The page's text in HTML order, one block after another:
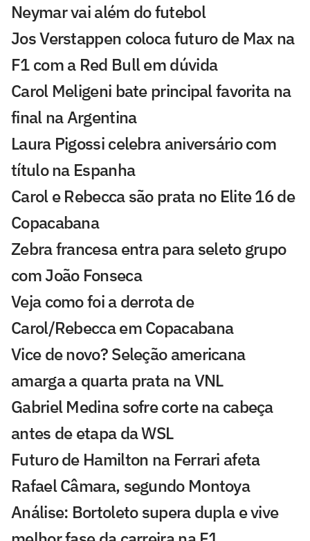
Neymar vai além do futebol
Jos Verstappen coloca futuro de Max na
F1 com a Red Bull em dúvida
Carol Meligeni bate principal favorita na
final na Argentina
Laura Pigossi celebra aniversário com
título na Espanha
Carol e Rebecca são prata no Elite 16 de
Copacabana
Zebra francesa entra para seleto grupo
com João Fonseca
Veja como foi a derrota de
Carol/Rebecca em Copacabana
Vice de novo? Seleção americana
amarga a quarta prata na VNL
Gabriel Medina sofre corte na cabeça
antes de etapa da WSL
Futuro de Hamilton na Ferrari afeta
Rafael Câmara, segundo Montoya
Análise: Bortoleto supera dupla e vive